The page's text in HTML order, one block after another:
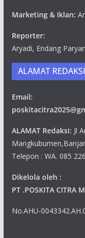
Marketing & Iklan:
Reporter:
Aryadi, Endang
ALAMAT REDAKSI
Email:
ALAMAT Redaksi: Jl
Telepon : WA. 085
Dikelola oleh :
PT .POSKITA CITRA
No.AHU-